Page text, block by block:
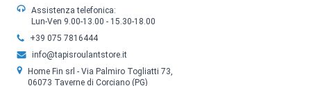
Assistenza telefonica:
Lun-Ven 9.00-13.00 - 15.30-18.00
+39 075 7816444
info@tapisroulantstore.it
Home Fin srl - Via Palmiro Togliatti 73,
06073 Taverne di Corciano (PG)